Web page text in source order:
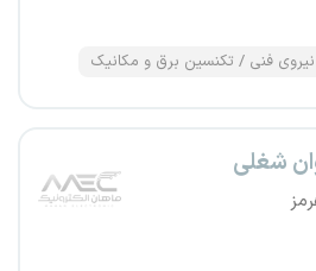
نیروی فنی / تکنسین برق و مکانیک